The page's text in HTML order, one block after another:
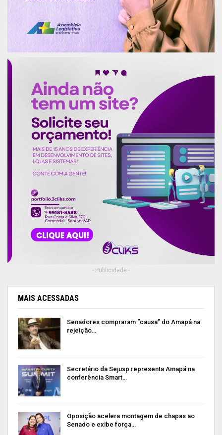
- Publicidade -
MAIS ACESSADAS
Senadores compraram “causa” do Amapá na
rejeição…
Secretário da Sejusp representa Amapá na
conferência Smart…
Oposição acelera montagem de chapas ao
Senado e exibe força…